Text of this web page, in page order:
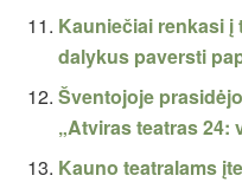
Kauniečiai renkasi
dalykus paversti
Šventojoje
„Atviras teatras 24:
Kauno teatralams